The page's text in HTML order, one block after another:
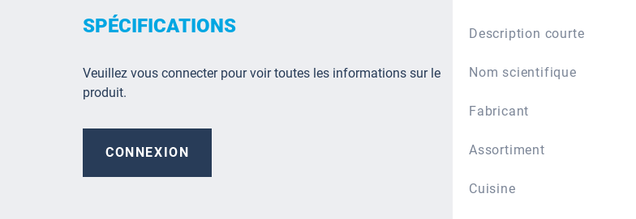
SPÉCIFICATIONS
Veuillez vous connecter pour voir toutes les informations sur le
produit.
CONNEXION
Description courte
Nom scientifique
Fabricant
Assortiment
Cuisine